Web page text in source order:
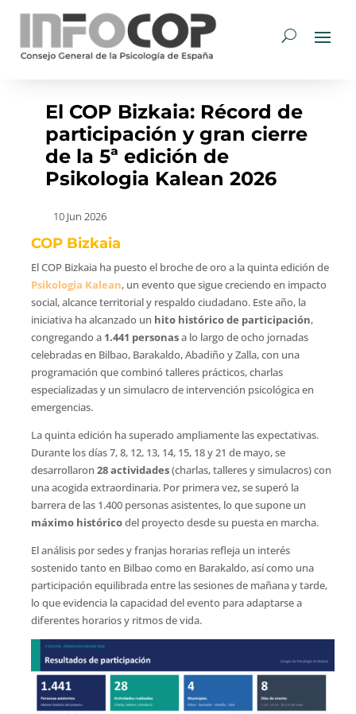
El COP Bizkaia: Récord de
participación y gran cierre
de la 5ª edición de
Psikologia Kalean 2026
10 Jun 2026
COP Bizkaia
El COP Bizkaia ha puesto el broche de oro a la quinta edición de
Psikologia Kalean, un evento que sigue creciendo en impacto
social, alcance territorial y respaldo ciudadano. Este año, la
iniciativa ha alcanzado un hito histórico de participación,
congregando a 1.441 personasa lo largo de ocho jornadas
celebradas en Bilbao, Barakaldo, Abadiño y Zalla, con una
programación que combinó talleres prácticos, charlas
especializadas y un simulacro de intervención psicológica en
emergencias.
La quinta edición ha superado ampliamente las expectativas.
Durante los días 7, 8, 12, 13, 14, 15, 18 y 21 de mayo, se
desarrollaron 28 actividades(charlas, talleres y simulacros) con
una acogida extraordinaria. Por primera vez, se superó la
barrera de las 1.400 personas asistentes, lo que supone un
máximo históricodel proyecto desde su puesta en marcha.
El análisis por sedes y franjas horarias refleja un interés
sostenido tanto en Bilbao como en Barakaldo, así como una
participación equilibrada entre las sesiones de mañana y tarde,
lo que evidencia la capacidad del evento para adaptarse a
diferentes horarios y ritmos de vida.